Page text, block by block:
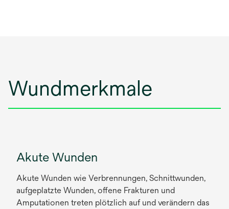
Wundmerkmale
Akute Wunden
Akute Wunden wie Verbrennungen, Schnittwunden,
aufgeplatzte Wunden, offene Frakturen und
Amputationen treten plötzlich auf und verändern das